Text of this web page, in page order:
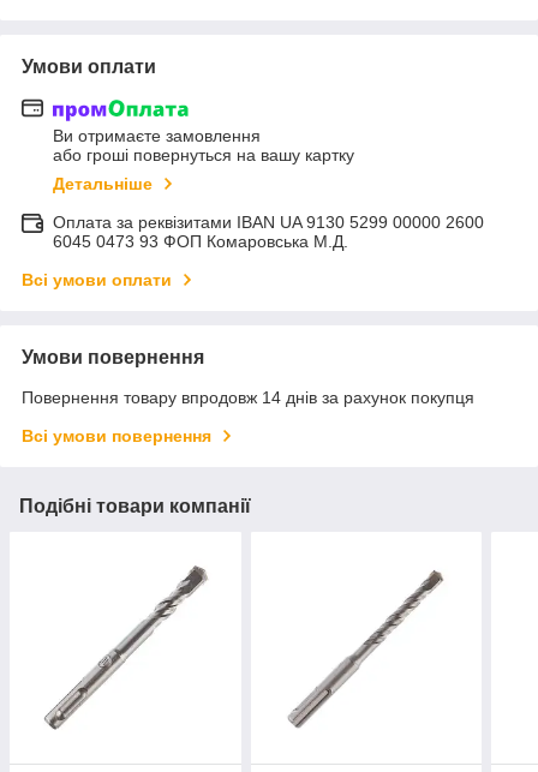
Умови оплати
Ви отримаєте замовлення
або гроші повернуться на вашу картку
Детальніше
Оплата за реквізитами IBAN UA 9130 5299 00000 2600
6045 0473 93 ФОП Комаровська М.Д.
Всі умови оплати
Умови повернення
Повернення товару впродовж 14 днів за рахунок покупця
Всі умови повернення
Подібні товари компанії